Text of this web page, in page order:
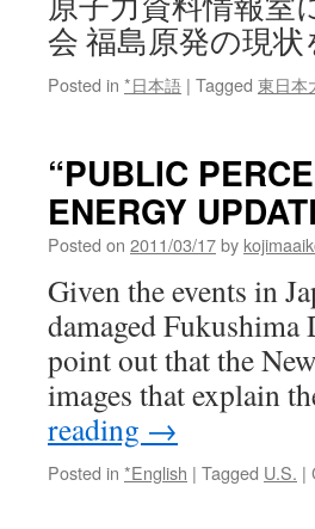
会 福島原発の現
Posted in *日本語 | Tagged 東日本
“PUBLIC
ENERGY
Posted on 2011/03/17by
Given the events in
damaged
point out that the
images that explain
reading →
Posted in *English | Tagged U.S. |